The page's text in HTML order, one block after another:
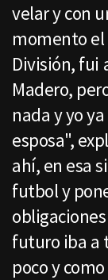
velar y con
momento el
División, fui
Madero,
nada y yo
esposa",
ahí, en esa
futbol y
futuro iba a
poco y